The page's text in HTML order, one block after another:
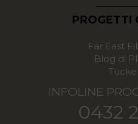
PROGETTI
Far East
Blog di
INFOLINE
0432